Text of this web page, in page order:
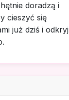
doradzą i
cieszyć się
już dziś i odkryj